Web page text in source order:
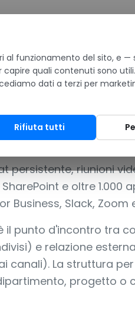
Teams
IN UN'UNICA
di
persistente, riunioni
e oltre 1.000
Business, Slack, Zoom
il punto d'incontro tra
e relazione
canali). La struttura
progetto o
al funzionamento del sito, e —
quali contenuti sono
dati a terzi per
Rifiuta tutti